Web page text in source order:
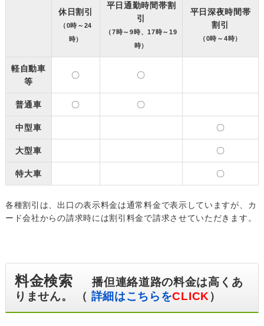
休日割引
（0時～24
時）
平日通勤時間帯割
引
（7時～9時、17時～19
時）
平日深夜時間帯
割引
（0時～4時）
軽自動車
等
〇 〇
普通車 〇 〇
中型車 〇
大型車 〇
特大車 〇
各種割引は、出口の表示料金は通常料金で表示していますが、カ
ード会社からの請求時には割引料金で請求させていただきます。
料金検索播但連絡道路の料金は高くあ
りません。 （ 詳細はこちらをCLICK ）